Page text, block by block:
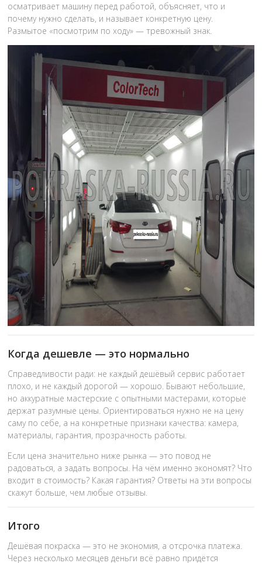
осматривает машину перед работой, объясняет, что и
почему нужно сделать, и называет конкретную цену.
Размытое «посмотрим по ходу» — тревожный знак.
Когда дешевле — это нормально
Справедливости ради: не каждый дешёвый сервис работает
плохо, и не каждый дорогой — хорошо. Бывают небольшие,
но аккуратные мастерские с опытными мастерами, которые
держат разумные цены. Ориентироваться нужно не на цену
саму по себе, а на конкретные признаки качества: камера,
материалы, гарантия, прозрачность работы.
Если цена значительно ниже рынка — это повод не
радоваться, а задать вопросы. На чём именно экономят? Что
входит в стоимость? Какая гарантия? Ответы на эти вопросы
скажут больше, чем любые отзывы.
Итого
Дешёвая покраска — это не экономия, а отсрочка платежа.
Через несколько месяцев деньги всё равно придётся